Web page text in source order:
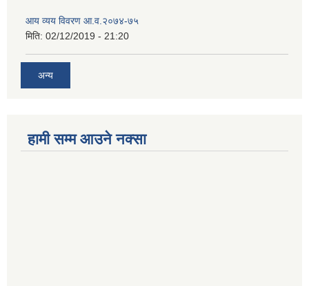
आय व्यय विवरण आ.व.२०७४-७५
मिति: 02/12/2019 - 21:20
अन्य
हामी सम्म आउने नक्सा